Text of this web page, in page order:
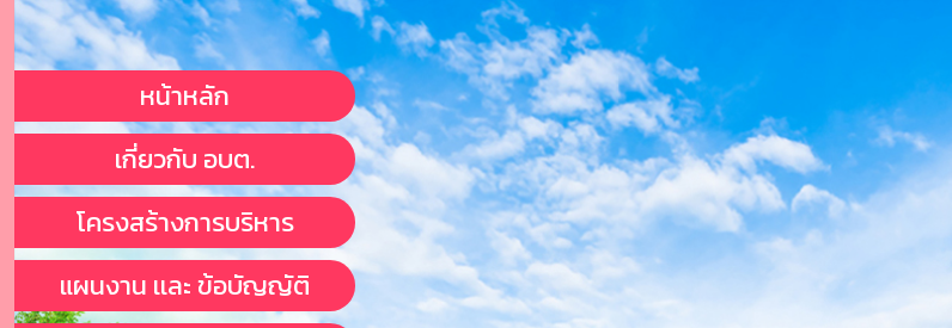
หน้าหลัก
เกี่ยวกับ อบต.
โครงสร้างการบริหาร
แผนงาน เเละ ข้อบัญญัติ